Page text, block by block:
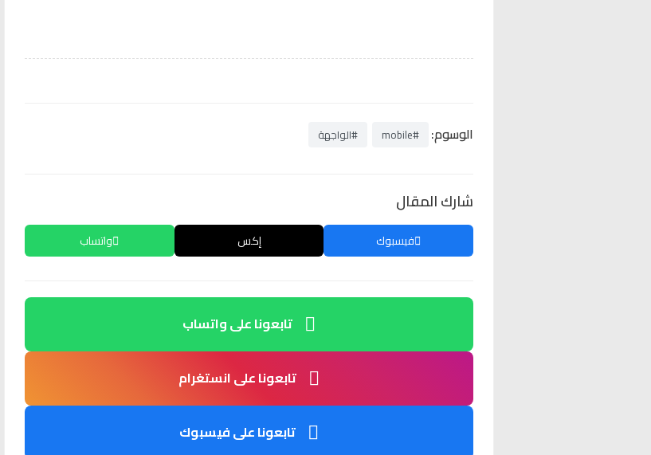
الوسوم: #mobile #الواجهة
شارك المقال
فيسبوك إكس واتساب
تابعونا على واتساب
تابعونا على انستغرام
تابعونا على فيسبوك